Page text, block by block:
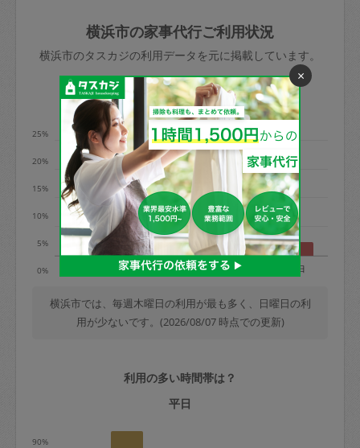
依頼者不在による当日キャンセル＝依頼
金額の100%＋交通費全額
※例：依頼日時／土曜日午前9時開始の場
合、水曜日午前9時以降はキャンセル料が
発生
水曜日9時〜金曜日9時まで＝依頼料金の
50%
金曜日9時～土曜日8時まで＝依頼金額の
100%
土曜日8時〜実施時間＝依頼金額の100%
＋交通費全額
依頼者不在による当日キャンセル＝依頼
金額の100%＋交通費全額
定期契約をキャンセルする場合、毎週定
期は月2回まで隔週定期は月1回までキャ
きた場合は損害保険の対象外となるので
ご注意ください。
玉、など
あわせてこちらも参照ください：初めて
利用します。注意しなくてはいけない点
はありますか？
横浜市の家事代行ご利用状況
横浜市のタスカジの利用データを元に掲載しています。
利用の多い曜日は？
0%
5%
10%
15%
20%
25%
火 水 木 金 日
横浜市では、毎週木曜日の利用が最も多く、日曜日の利
用が少ないです。(2026/08/07 時点での更新)
利用の多い時間帯は？
平日
90%
×